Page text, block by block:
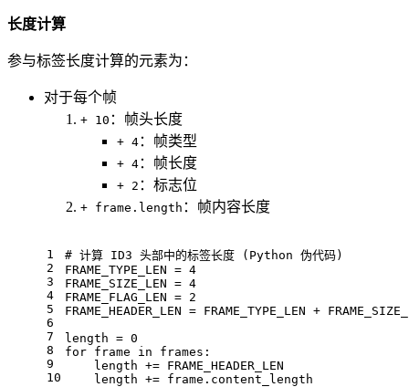
长度计算
参与标签长度计算的元素为：
对于每个帧
+ 10 ：帧头长度
+ 4 ：帧类型
+ 4 ：帧长度
+ 2 ：标志位
+ frame.length ：帧内容长度
1
2
3
4
5
6
7
8
9
10
# 计算 ID3 头部中的标签长度 (Python 伪代码)
FRAME_TYPE_LEN = 4
FRAME_SIZE_LEN = 4
FRAME_FLAG_LEN = 2
FRAME_HEADER_LEN = FRAME_TYPE_LEN +
length = 0
for frame in frames:
    length += FRAME_HEADER_LEN
    length += frame.content_length